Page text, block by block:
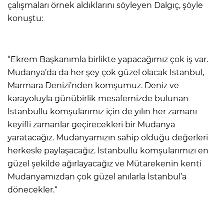
çalışmaları örnek aldıklarını söyleyen Dalgıç, şöyle
konuştu:
“Ekrem Başkanımla birlikte yapacağımız çok iş var.
Mudanya’da da her şey çok güzel olacak İstanbul,
Marmara Denizi’nden komşumuz. Deniz ve
karayoluyla günübirlik mesafemizde bulunan
İstanbullu komşularımız için de yılın her zamanı
keyifli zamanlar geçirecekleri bir Mudanya
yaratacağız. Mudanyamızın sahip olduğu değerleri
herkesle paylaşacağız. İstanbullu komşularımızı en
güzel şekilde ağırlayacağız ve Mütarekenin kenti
Mudanyamızdan çok güzel anılarla İstanbul’a
dönecekler.“